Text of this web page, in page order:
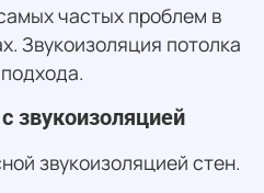
частых проблем в
Звукоизоляция потолка
звукоизоляцией
звукоизоляцией стен.